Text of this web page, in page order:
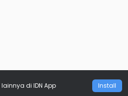
lainnya di IDN App Install